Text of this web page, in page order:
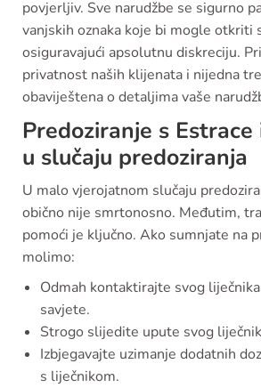
povjerljiv. Sve narudžbe se sigurno
vanjskih oznaka koje bi mogle otkriti
osiguravajući apsolutnu diskreciju.
privatnost naših klijenata i nijedna
obaviještena o detaljima vaše
Predoziranje s
u slučaju predoziranja
U malo vjerojatnom slučaju
obično nije smrtonosno. Međutim,
pomoći je ključno. Ako sumnjate na
molimo:
Odmah kontaktirajte svog
savjete.
Strogo slijedite upute svog
Izbjegavajte uzimanje dodatnih
s liječnikom.